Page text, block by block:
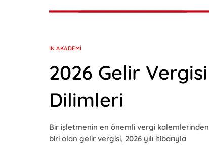
İK AKADEMI
2026 Gelir Vergisi
Dilimleri
Bir işletmenin en önemli vergi kalemlerinden
biri olan gelir vergisi, 2026 yılı itibarıyla